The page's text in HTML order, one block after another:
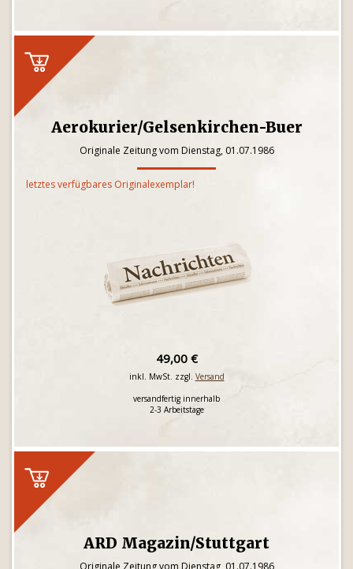
Aerokurier/Gelsenkirchen-Buer
Originale Zeitung vom Dienstag, 01.07.1986
letztes verfügbares Originalexemplar!
49,00 €
inkl. MwSt. zzgl. Versand
versandfertig innerhalb
2-3 Arbeitstage
ARD Magazin/Stuttgart
Originale Zeitung vom Dienstag, 01.07.1986